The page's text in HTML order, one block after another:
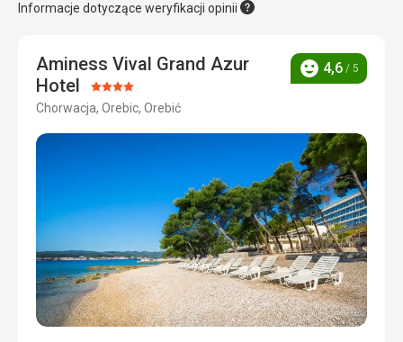
Informacje dotyczące weryfikacji opinii
Aminess Vival Grand Azur
Hotel Ocena:
4/5
Chorwacja, Orebic, Orebić
Ocena
4,6 / 5